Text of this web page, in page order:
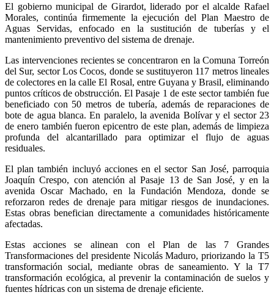
El gobierno municipal de Girardot, liderado por el alcalde Rafael
Morales, continúa firmemente la ejecución del Plan Maestro de
Aguas Servidas, enfocado en la sustitución de tuberías y el
mantenimiento preventivo del sistema de drenaje.
Las intervenciones recientes se concentraron en la Comuna Torreón
del Sur, sector Los Cocos, donde se sustituyeron 117 metros lineales
de colectores en la calle El Rosal, entre Guyana y Brasil, eliminando
puntos críticos de obstrucción. El Pasaje 1 de este sector también fue
beneficiado con 50 metros de tubería, además de reparaciones de
bote de agua blanca. En paralelo, la avenida Bolívar y el sector 23
de enero también fueron epicentro de este plan, además de limpieza
profunda del alcantarillado para optimizar el flujo de aguas
residuales.
El plan también incluyó acciones en el sector San José, parroquia
Joaquín Crespo, con atención al Pasaje 13 de San José, y en la
avenida Oscar Machado, en la Fundación Mendoza, donde se
reforzaron redes de drenaje para mitigar riesgos de inundaciones.
Estas obras benefician directamente a comunidades históricamente
afectadas.
Estas acciones se alinean con el Plan de las 7 Grandes
Transformaciones del presidente Nicolás Maduro, priorizando la T5
transformación social, mediante obras de saneamiento. Y la T7
transformación ecológica, al prevenir la contaminación de suelos y
fuentes hídricas con un sistema de drenaje eficiente.